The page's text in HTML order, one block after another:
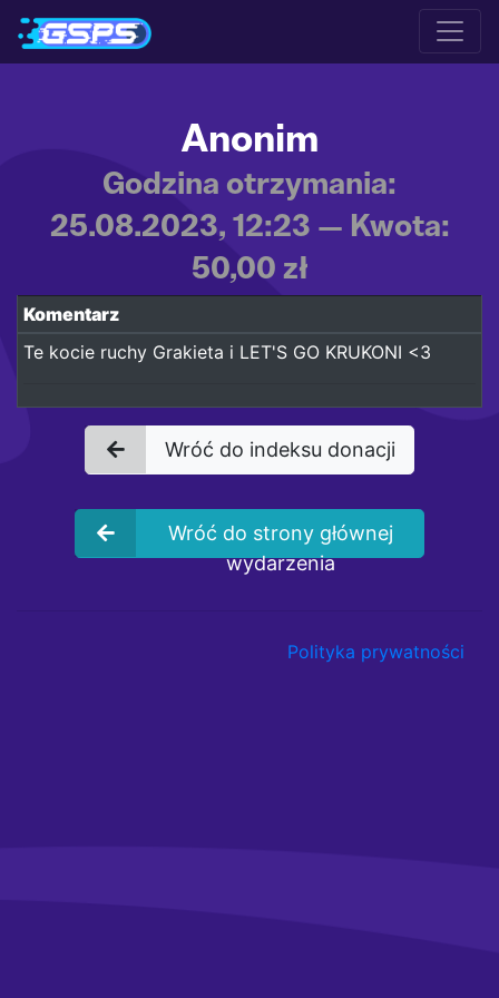
Anonim
Godzina otrzymania:
25.08.2023, 12:23 — Kwota:
50,00 zł
Komentarz
Te kocie ruchy Grakieta i LET'S GO KRUKONI <3
Wróć do indeksu donacji
Wróć do strony głównej
wydarzenia
Polityka prywatności